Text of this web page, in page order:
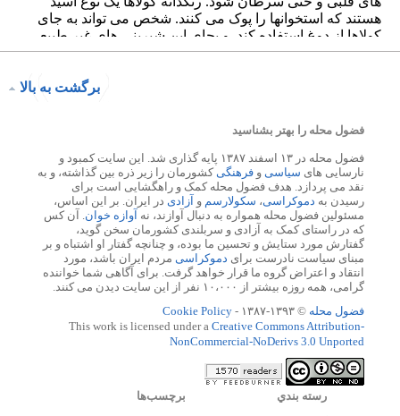
برگشت به بالا
فضول محله را بهتر بشناسید
فضول محله در ۱۳ اسفند ۱۳۸۷ پایه گذاری شد. این سایت کمبود و
نارسایی های سیاسی و فرهنگیکشورمان را زیر ذره بین گذاشته، و به
نقد می پردازد. هدف فضول محله کمک و راهگشایی است برای
رسیدن به دموکراسی، سکولارسم و آزادی در ایران. بر این اساس،
مسئولین فضول محله همواره به دنبال آوازند، نه آوازه خوان. آن کس
که در راستای کمک به آزادی و سربلندی کشورمان سخن گوید،
گفتارش مورد ستایش و تحسین ما بوده، و چنانچه گفتار او اشتباه و بر
مبنای سیاست نادرست برای دموکراسی مردم ایران باشد، مورد
انتقاد و اعتراض گروه ما قرار خواهد گرفت. برای آگاهی شما خواننده
گرامی، همه روزه بیشتر از ۱۰،۰۰۰ نفر از این سایت دیدن می کنند.
فضول محله © ۱۳۹۳-۱۳۸۷ -
Cookie Policy
This work is licensed under a Creative Commons Attribution-
NonCommercial-NoDerivs 3.0 Unported
رسته بندي برچسب‌ها